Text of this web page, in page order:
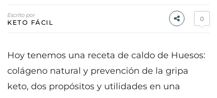
Escrito por
KETO FÁCIL 0
Hoy tenemos una receta de caldo de Huesos:
colágeno natural y prevención de la gripa
keto, dos propósitos y utilidades en una